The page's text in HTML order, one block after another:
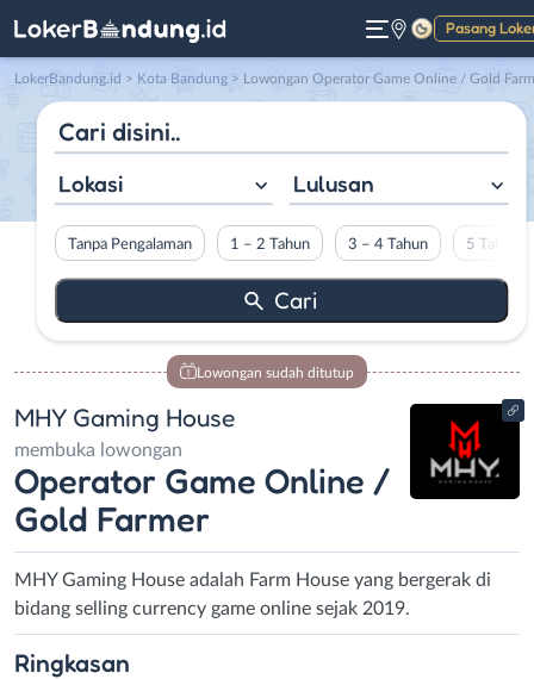
Pasang
Gelap
LokerBandung.id > Kota Bandung > Lowongan Operator Game Online / Gold Farmer di MHY Gaming House
Lokasi Lulusan
Tanpa Pengalaman 1 – 2 Tahun 3 – 4 Tahun 5 Tahun
Lowongan sudah ditutup
MHY Gaming House
membuka lowongan
Operator Game Online /
Gold Farmer
MHY Gaming House adalah Farm House yang bergerak di
bidang selling currency game online sejak 2019.
Ringkasan